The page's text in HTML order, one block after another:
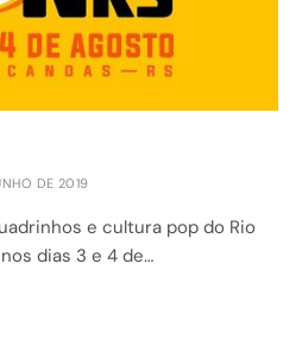
DE 2019
e cultura pop do Rio
dias 3 e 4 de…